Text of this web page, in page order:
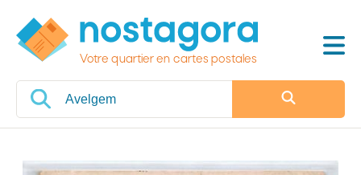
Votre quartier en cartes postales